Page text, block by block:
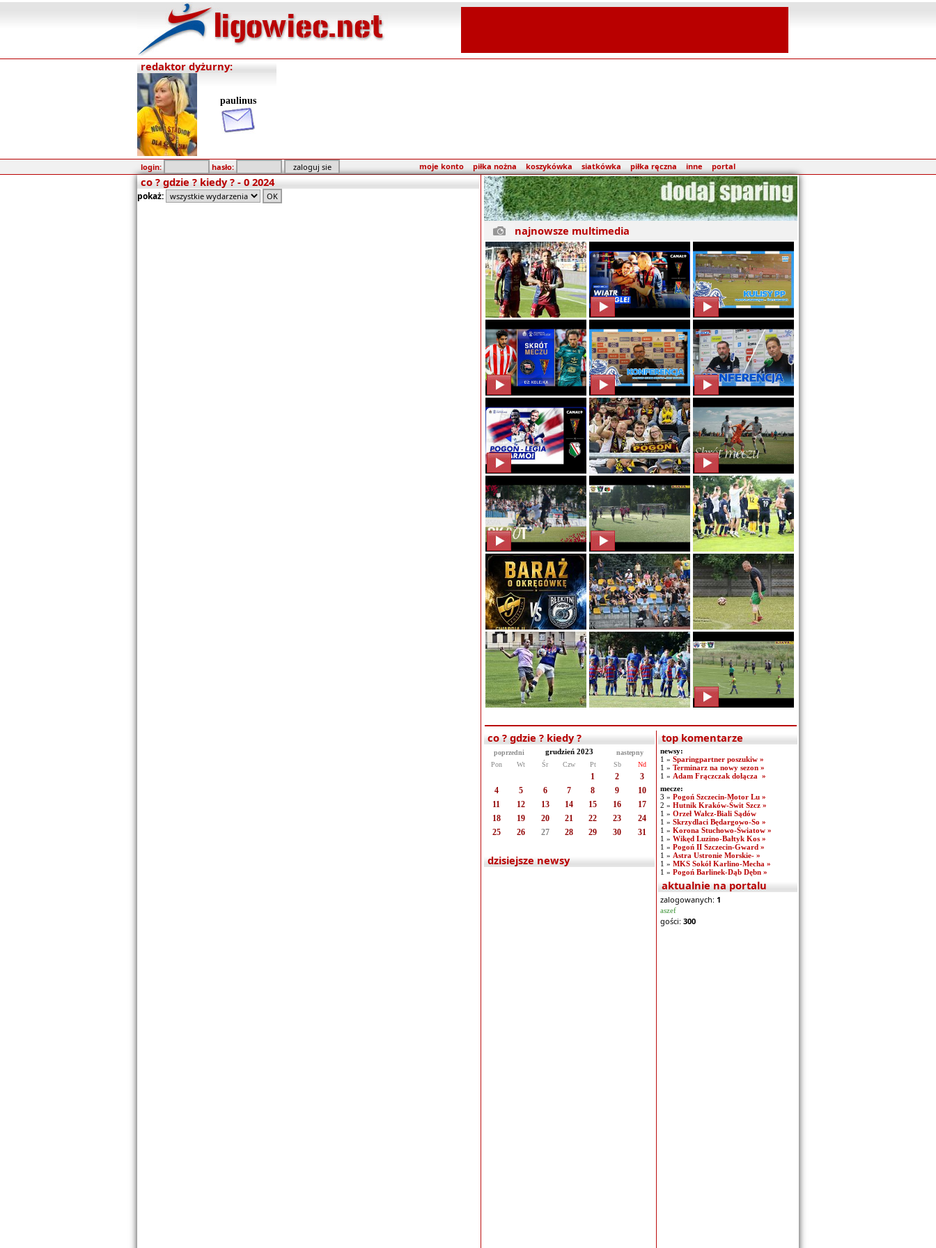
redaktor dyżurny:
paulinus
login: hasło: moje konto piłka nożna koszykówka siatkówka piłka ręczna inne portal
co ? gdzie ? kiedy ? - 0 2024
pokaż:
najnowsze multimedia
co ? gdzie ? kiedy ?
poprzedni grudzień 2023
nastepny
Pon
Wt Śr Czw Pt Sb Nd
1 2
3
4
5 6 7 8 9
10
11
12 13 14 15 16
17
18
19 20 21 22 23
24
25
26 27 28 29 30 31
dzisiejsze newsy
top komentarze
newsy:
1 » Sparingpartner poszukiw »
1 » Terminarz na nowy sezon »
1 » Adam Frączczak dołącza »
mecze:
3 » Pogoń Szczecin-Motor Lu »
2 » Hutnik Kraków-Świt Szcz »
1 » Orzeł Wałcz-Biali Sądów
1 » Skrzydlaci Będargowo-So »
1 » Korona Stuchowo-Światow »
1 » Wikęd Luzino-Bałtyk Kos »
1 » Pogoń II Szczecin-Gward »
1 » Astra Ustronie Morskie- »
1 » MKS Sokół Karlino-Mecha »
1 » Pogoń Barlinek-Dąb Dębn »
aktualnie na portalu
zalogowanych: 1
aszef
gości: 300